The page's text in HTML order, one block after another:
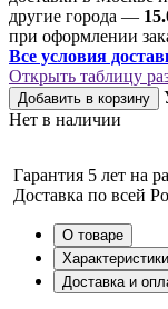
другие города —
при оформлении
Все условия
Открыть таблицу
Добавить в корзину
Нет в наличии
Гарантия 5 лет на
Доставка по всей
О товаре
Характеристики
Доставка и